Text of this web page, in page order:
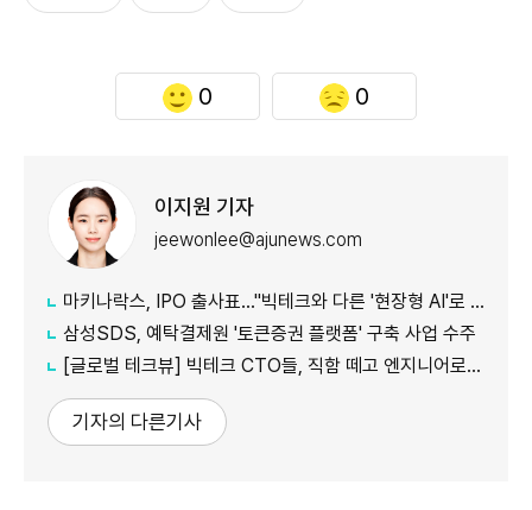
0 0
이지원 기자
jeewonlee@ajunews.com
마키나락스, IPO 출사표…"빅테크와 다른 '현장형 AI'로 승부"
삼성SDS, 예탁결제원 '토큰증권 플랫폼' 구축 사업 수주
[글로벌 테크뷰] 빅테크 CTO들, 직함 떼고 엔지니어로 유턴...'앤트로픽행 러시' 이유는
기자의 다른기사